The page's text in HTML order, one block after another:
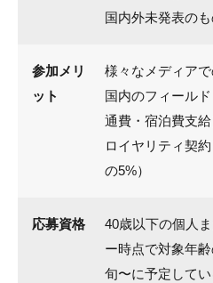
国内外未発表のも
参加メリ
ット
様々なメディア
国内のフィール
通費・宿泊費支給
ロイヤリティ契
の5%）
応募資格
40歳以下の個人
ー時点で対象年
旬〜に予定して